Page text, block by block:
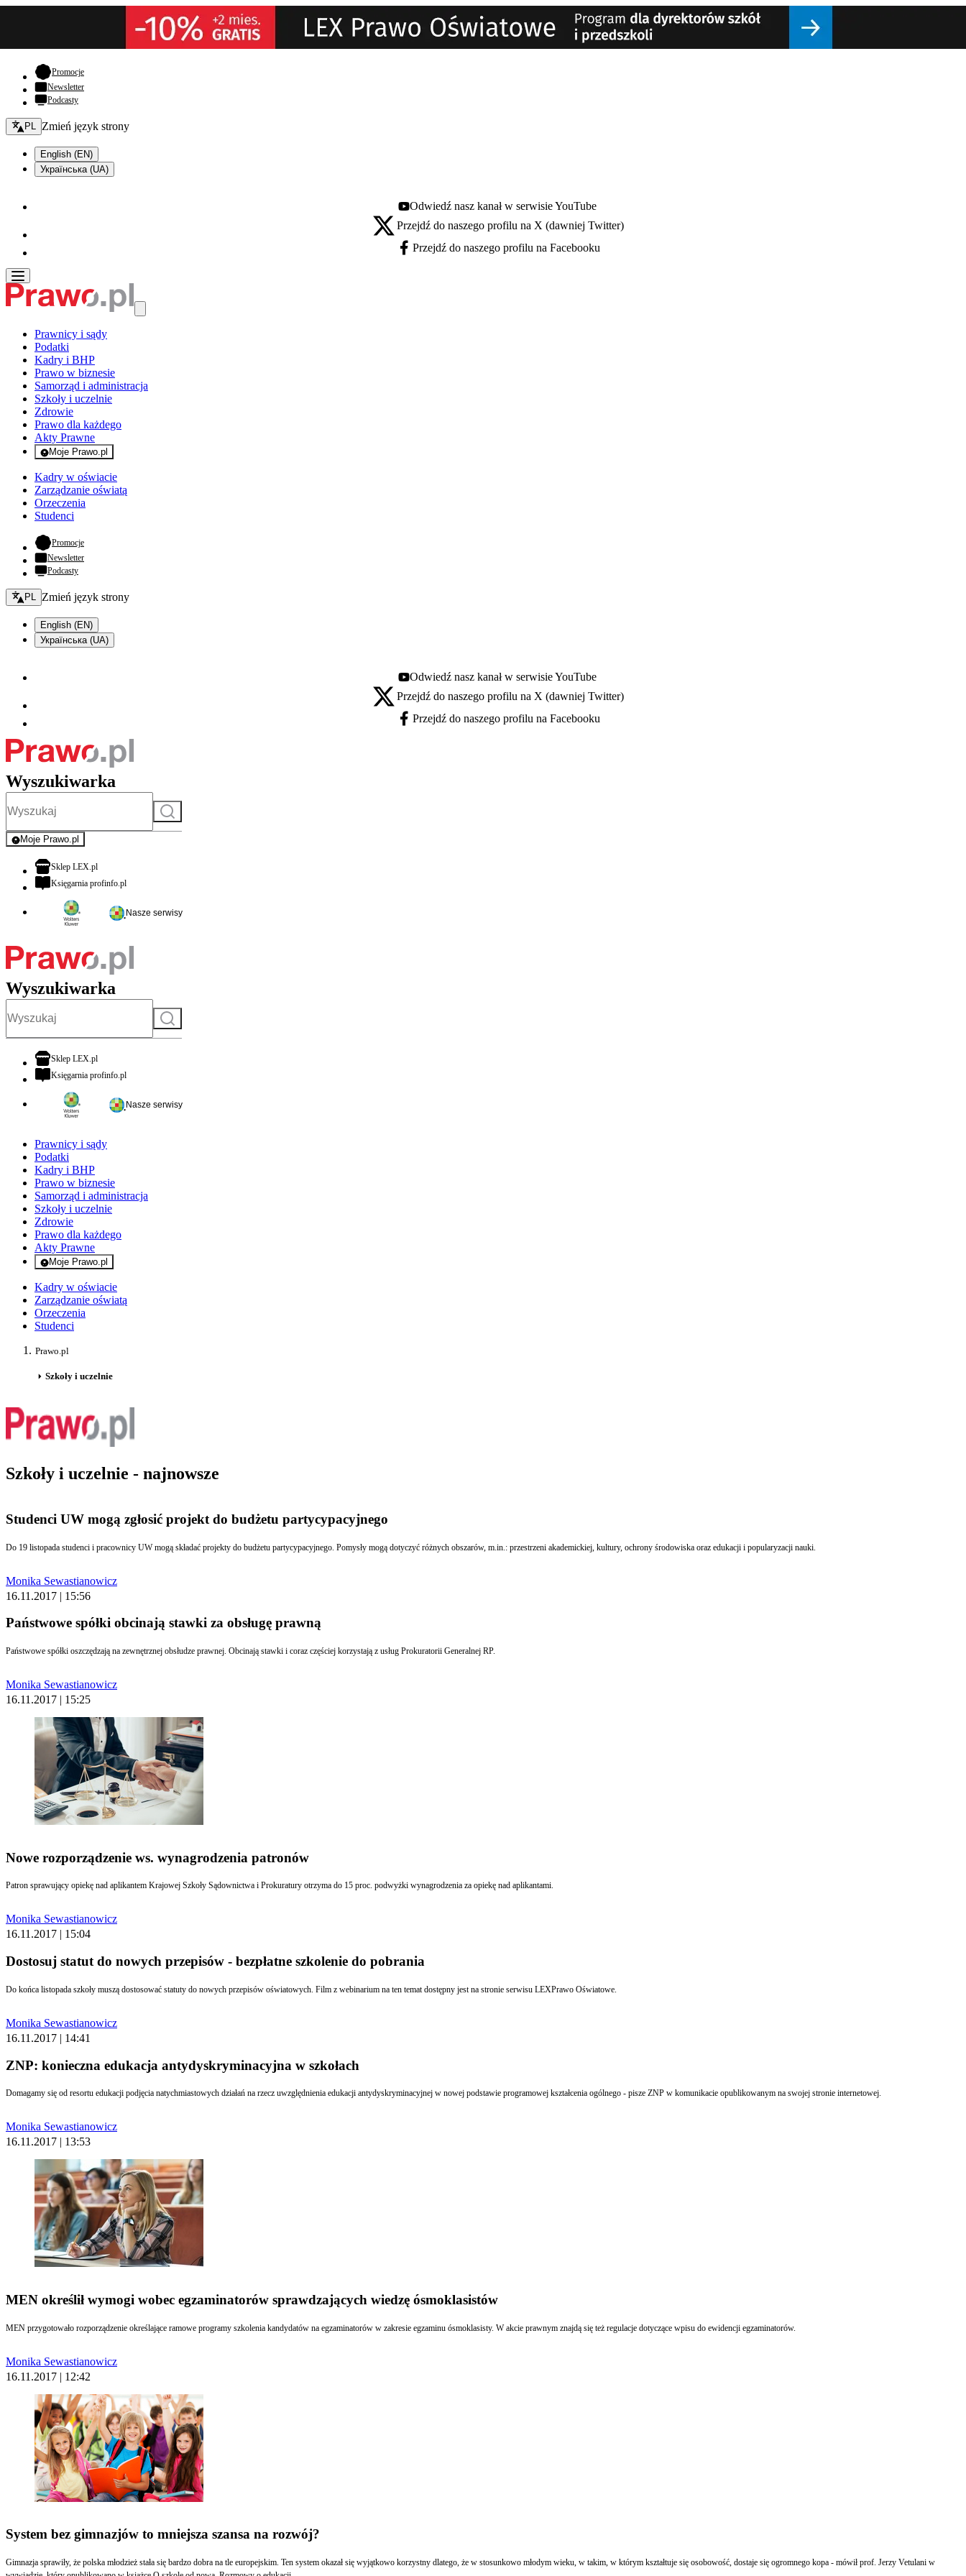
Promocje- otwiera się w nowej karcie
Newsletter
Podcasty
Zmień język - bieżący:
PL Zmień język strony
English (EN)
Українська (UA)
Youtube - otwiera się w nowej karcie
Odwiedź nasz kanał w serwisie YouTube
X - otwiera się w nowej karcie
Przejdź do naszego profilu na X (dawniej Twitter)
Facebook - otwiera się w nowej karcie
Przejdź do naszego profilu na Facebooku
Prawnicy i sądy
Podatki
Kadry i BHP
Prawo w biznesie
Samorząd i administracja
Szkoły i uczelnie
Zdrowie
Prawo dla każdego
Akty Prawne
Moje Prawo.pl
- rejestracja i logowanie do serwisu
Kadry w oświacie
Zarządzanie oświatą
Orzeczenia
Studenci
Promocje- otwiera się w nowej karcie
Newsletter
Podcasty
Zmień język - bieżący:
PL Zmień język strony
English (EN)
Українська (UA)
Youtube - otwiera się w nowej karcie
Odwiedź nasz kanał w serwisie YouTube
X - otwiera się w nowej karcie
Przejdź do naszego profilu na X (dawniej Twitter)
Facebook - otwiera się w nowej karcie
Przejdź do naszego profilu na Facebooku
Wyszukiwarka
Szukaj
Moje Prawo.pl
- rejestracja i logowanie do serwisu
Sklep LEX.plotwiera się w nowej karcie
Księgarnia profinfo.plotwiera się w nowej karcie
Nasze serwisy
Wyszukiwarka
Szukaj
Sklep LEX.plotwiera się w nowej karcie
Księgarnia profinfo.plotwiera się w nowej karcie
Nasze serwisy
Prawnicy i sądy
Podatki
Kadry i BHP
Prawo w biznesie
Samorząd i administracja
Szkoły i uczelnie
Zdrowie
Prawo dla każdego
Akty Prawne
Moje Prawo.pl
- rejestracja i logowanie do serwisu
Kadry w oświacie
Zarządzanie oświatą
Orzeczenia
Studenci
Prawo.pl
Szkoły i uczelnie
Szkoły i uczelnie - najnowsze
Studenci UW mogą zgłosić projekt do budżetu partycypacyjnego
Do 19 listopada studenci i pracownicy UW mogą składać projekty do budżetu partycypacyjnego. Pomysły mogą dotyczyć różnych obszarów, m.in.: przestrzeni akademickiej, kultury, ochrony środowiska oraz edukacji i popularyzacji nauki.
Monika Sewastianowicz
16.11.2017 | 15:56
Państwowe spółki obcinają stawki za obsługę prawną
Państwowe spółki oszczędzają na zewnętrznej obsłudze prawnej. Obcinają stawki i coraz częściej korzystają z usług Prokuratorii Generalnej RP.
Monika Sewastianowicz
16.11.2017 | 15:25
Nowe rozporządzenie ws. wynagrodzenia patronów
Patron sprawujący opiekę nad aplikantem Krajowej Szkoły Sądownictwa i Prokuratury otrzyma do 15 proc. podwyżki wynagrodzenia za opiekę nad aplikantami.
Monika Sewastianowicz
16.11.2017 | 15:04
Dostosuj statut do nowych przepisów - bezpłatne szkolenie do pobrania
Do końca listopada szkoły muszą dostosować statuty do nowych przepisów oświatowych. Film z webinarium na ten temat dostępny jest na stronie serwisu LEXPrawo Oświatowe.
Monika Sewastianowicz
16.11.2017 | 14:41
ZNP: konieczna edukacja antydyskryminacyjna w szkołach
Domagamy się od resortu edukacji podjęcia natychmiastowych działań na rzecz uwzględnienia edukacji antydyskryminacyjnej w nowej podstawie programowej kształcenia ogólnego - pisze ZNP w komunikacie opublikowanym na swojej stronie internetowej.
Monika Sewastianowicz
16.11.2017 | 13:53
MEN określił wymogi wobec egzaminatorów sprawdzających wiedzę ósmoklasistów
MEN przygotowało rozporządzenie określające ramowe programy szkolenia kandydatów na egzaminatorów w zakresie egzaminu ósmoklasisty. W akcie prawnym znajdą się też regulacje dotyczące wpisu do ewidencji egzaminatorów.
Monika Sewastianowicz
16.11.2017 | 12:42
System bez gimnazjów to mniejsza szansa na rozwój?
Gimnazja sprawiły, że polska młodzież stała się bardzo dobra na tle europejskim. Ten system okazał się wyjątkowo korzystny dlatego, że w stosunkowo młodym wieku, w takim, w którym kształtuje się osobowość, dostaje się ogromnego kopa - mówił prof. Jerzy Vetulani w